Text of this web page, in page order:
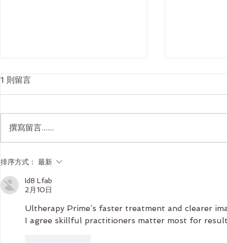
Ultherapy Prime 全面解析：
2026 無創提拉
1 則留言
撰寫留言......
排序方式： 最新
Id8 Lfab
2月10日
Ultherapy Prime’s faster treatment and clearer
I agree skillful practitioners matter most for